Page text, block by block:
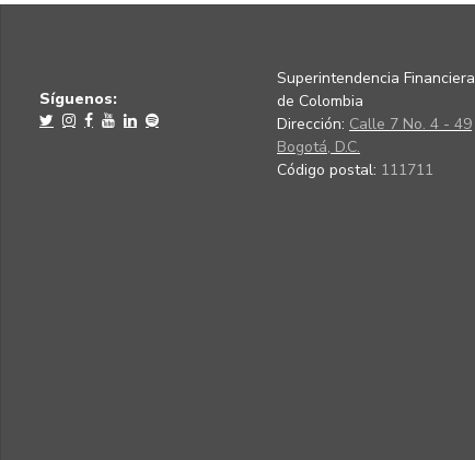
Síguenos:
Superintendencia Financiera
de Colombia
Dirección: Calle 7 No. 4 - 49
Bogotá, D.C.
Código postal: 111711